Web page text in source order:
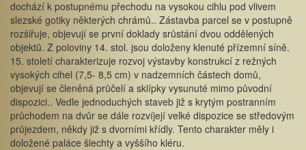
dochází k postupnému přechodu na vysokou cihlu pod vlivem
slezské gotiky některých chrámů.. Zástavba parcel se v postupně
rozšiřuje, objevují se první doklady srůstání dvou oddělených
objektů. Z poloviny 14. stol. jsou doloženy klenuté přízemní síně.
15. století charakterizuje rozvoj výstavby konstrukcí z režných
vysokých cihel (7,5- 8,5 cm) v nadzemních částech domů,
objevují se členěná průčelí a sklípky vysunuté mimo původní
dispozici.. Vedle jednoduchých staveb již s krytým postranním
průchodem na dvůr se dále rozvíjejí velké dispozice se středovým
průjezdem, někdy již s dvorními křídly. Tento charakter měly i
doložené paláce šlechty a vyššího kléru.